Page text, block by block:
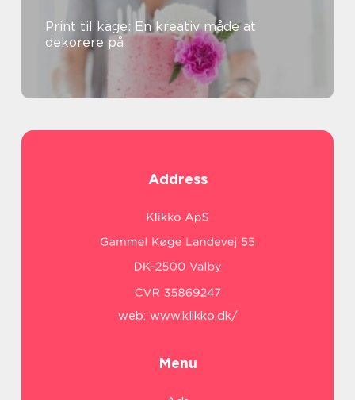
Print til kage: En kreativ måde at
dekorere på
Address
web: www.klikko.dk/
Menu